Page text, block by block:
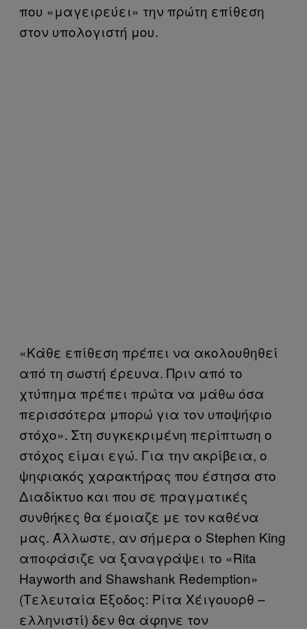
που «μαγειρεύει» την πρώτη επίθεση
στον υπολογιστή μου.
«Κάθε επίθεση πρέπει να ακολουθηθεί
από τη σωστή έρευνα. Πριν από το
χτύπημα πρέπει πρώτα να μάθω όσα
περισσότερα μπορώ για τον υποψήφιο
στόχο». Στη συγκεκριμένη περίπτωση ο
στόχος είμαι εγώ. Για την ακρίβεια, ο
ψηφιακός χαρακτήρας που έστησα στο
Διαδίκτυο και που σε πραγματικές
συνθήκες θα έμοιαζε με τον καθένα
μας. Άλλωστε, αν σήμερα ο Stephen King
αποφάσιζε να ξαναγράψει το «Rita
Hayworth and Shawshank Redemption»
(Τελευταία Έξοδος: Ρίτα Χέιγουορθ –
ελληνιστί) δεν θα άφηνε τον